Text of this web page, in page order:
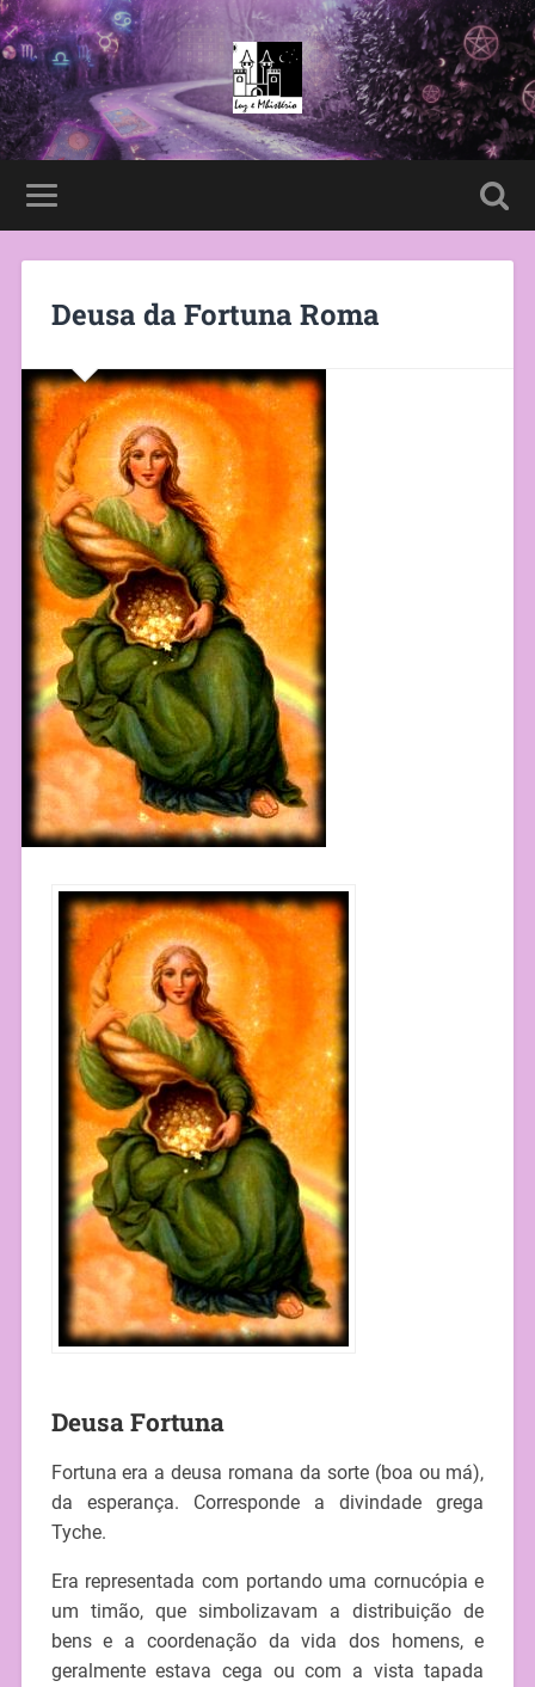
Deusa da Fortuna Roma
Deusa Fortuna
Fortuna era a deusa romana da sorte (boa ou má),
da esperança. Corresponde a divindade grega
Tyche.
Era representada com portando uma cornucópia e
um timão, que simbolizavam a distribuição de
bens e a coordenação da vida dos homens, e
geralmente estava cega ou com a vista tapada